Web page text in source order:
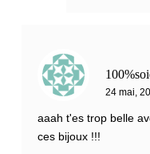
24 mai,
aaah t'es trop belle
ces bijoux !!!